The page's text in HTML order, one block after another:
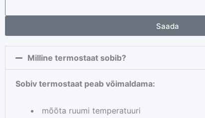
Saada
Milline termostaat sobib?
Sobiv termostaat peab võimaldama:
mõõta ruumi temperatuuri